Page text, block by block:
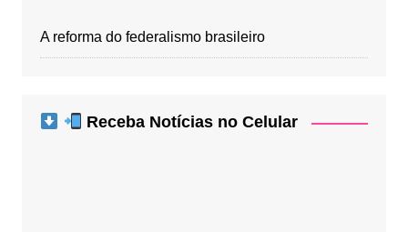
A reforma do federalismo brasileiro
Receba Notícias no Celular